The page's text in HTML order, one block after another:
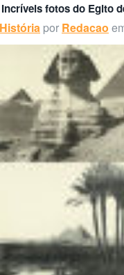
Incríveis fotos do Egito
História por Redacao